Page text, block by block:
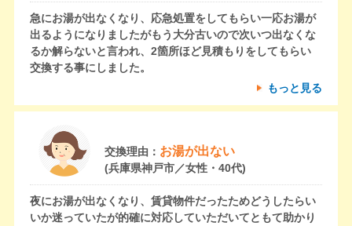
急にお湯が出なくなり、応急処置をしてもらい一応お湯が
出るようになりましたがもう大分古いので次いつ出なくな
るか解らないと言われ、2箇所ほど見積もりをしてもらい
交換する事にしました。
もっと見る
交換理由： お湯が出ない
(兵庫県神戸市／女性・40代)
夜にお湯が出なくなり、賃貸物件だったためどうしたらい
いか迷っていたが的確に対応していただいてともて助かり